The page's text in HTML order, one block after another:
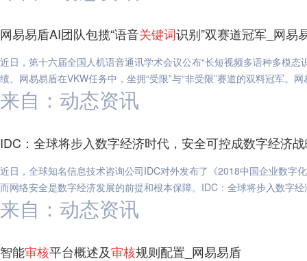
网易易盾AI团队包揽“语音关键词识别”双赛道冠军_网易
近日，第十六届全国人机语音通讯学术会议公布“长短视频多语种多模
绩。网易易盾在VKW任务中，坐拥“受限”与“非受限”赛道的双料冠军。
来自：动态资讯
IDC：全球将步入数字经济时代，安全可控成数字经济
近日，全球知名信息技术咨询公司IDC对外发布了《2018中国企业数字
而网络安全是数字经济发展的前提和根本保障。IDC：全球将步入数字
来自：动态资讯
智能审核平台概述及审核规则配置_网易易盾